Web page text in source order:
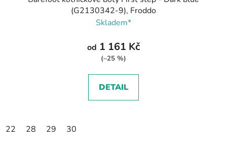
(G2130342-9), Froddo
Skladem*
od 1 161 Kč
(–25 %)
DETAIL
22 28 29 30